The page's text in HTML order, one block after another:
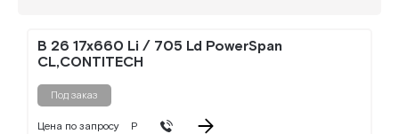
B 26 17x660 Li / 705 Ld PowerSpan
CL,CONTITECH
Под заказ
Цена по запросу Р